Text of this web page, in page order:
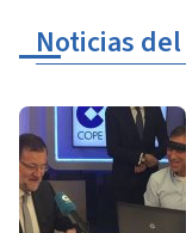
Noticias del